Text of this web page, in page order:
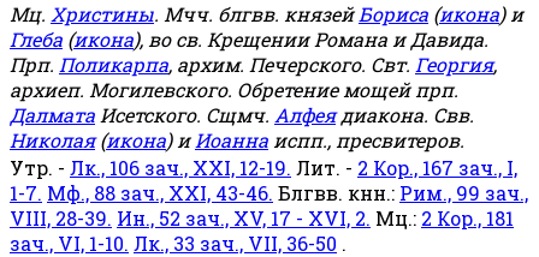
Мц. Христины. Мчч. блгвв. князейБориса (икона) и
Глеба (икона), во св. Крещении Романа и Давида.
Прп. Поликарпа, архим. Печерского. Свт. Георгия,
архиеп. Могилевского. Обретение мощей прп.
Далмата Исетского. Сщмч. Алфеядиакона. Свв.
Николая(икона) иИоанна испп., пресвитеров.
Утр. - Лк., 106 зач., XXI, 12-19. Лит. - 2 Кор., 167 зач., I,
1-7. Мф., 88 зач., XXI, 43-46. Блгвв. кнн.: Рим., 99 зач.,
VIII, 28-39. Ин., 52 зач., XV, 17 - XVI, 2. Мц.: 2 Кор., 181
зач., VI, 1-10. Лк., 33 зач., VII, 36-50 .